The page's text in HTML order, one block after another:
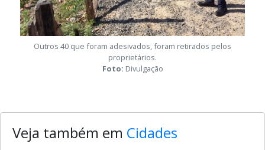
Outros 40 que foram adesivados, foram retirados pelos
proprietários.
Foto: Divulgação
Veja também em Cidades